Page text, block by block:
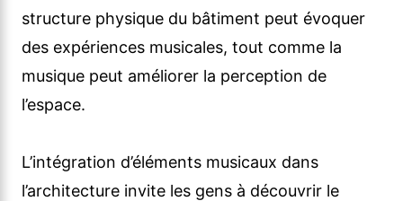
structure physique du bâtiment peut évoquer
des expériences musicales, tout comme la
musique peut améliorer la perception de
l’espace.
L’intégration d’éléments musicaux dans
l’architecture invite les gens à découvrir le